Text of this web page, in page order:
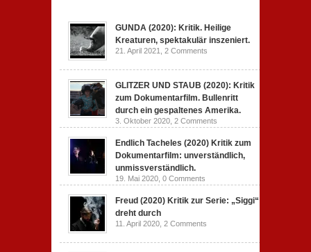
GUNDA (2020): Kritik. Heilige
Kreaturen, spektakulär inszeniert.
21. April 2021, 2 Comments
GLITZER UND STAUB (2020): Kritik
zum Dokumentarfilm. Bullenritt
durch ein gespaltenes Amerika.
3. Oktober 2020, 2 Comments
Endlich Tacheles (2020) Kritik zum
Dokumentarfilm: unverständlich,
unmissverständlich.
19. Mai 2020, 0 Comments
Freud (2020) Kritik zur Serie: „Siggi“
dreht durch
11. April 2020, 2 Comments